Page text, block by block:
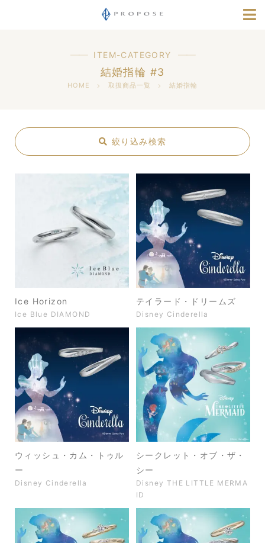
店舗情報
採用情報
ITEM-CATEGORY
結婚指輪 #3
HOME 取扱商品一覧 結婚指輪
ジュエリー
ウェーブデザイン
店舗から探す
Ice Horizon
Ice Blue DIAMOND
テイラード・ドリームズ
Disney Cinderella
ウィッシュ・カム・トゥル
ー
Disney Cinderella
シークレット・オブ・ザ・
シー
Disney THE LITTLE MERMA
ID